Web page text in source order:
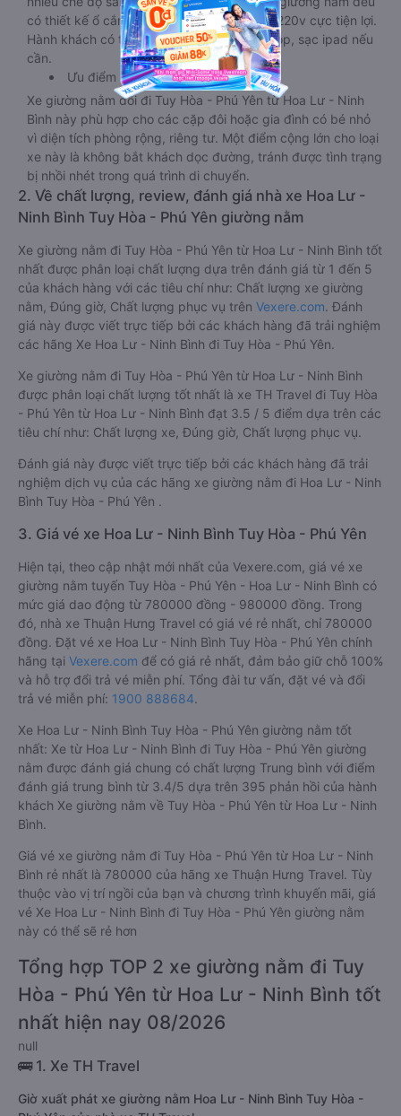
có thiết kế ổ cắm sạc đa năng nguồn điện 220v cực tiện lợi.
Hành khách có thể sạc điện thoại, sạc laptop, sạc ipad nếu
cần.
Ưu điểm
Xe giường nằm đôi đi Tuy Hòa - Phú Yên từ Hoa Lư - Ninh
Bình này phù hợp cho các cặp đôi hoặc gia đình có bé nhỏ
vì diện tích phòng rộng, riêng tư. Một điểm cộng lớn cho loại
xe này là không bắt khách dọc đường, tránh được tình trạng
bị nhồi nhét trong quá trình di chuyển.
2. Về chất lượng, review, đánh giá nhà xe Hoa Lư -
Ninh Bình Tuy Hòa - Phú Yên giường nằm
Xe giường nằm đi Tuy Hòa - Phú Yên từ Hoa Lư - Ninh Bình tốt
nhất được phân loại chất lượng dựa trên đánh giá từ 1 đến 5
của khách hàng với các tiêu chí như: Chất lượng xe giường
nằm, Đúng giờ, Chất lượng phục vụ trên Vexere.com. Đánh
giá này được viết trực tiếp bởi các khách hàng đã trải nghiệm
các hãng Xe Hoa Lư - Ninh Bình đi Tuy Hòa - Phú Yên.
Xe giường nằm đi Tuy Hòa - Phú Yên từ Hoa Lư - Ninh Bình
được phân loại chất lượng tốt nhất là xe TH Travel đi Tuy Hòa
- Phú Yên từ Hoa Lư - Ninh Bình đạt 3.5 / 5 điểm dựa trên các
tiêu chí như: Chất lượng xe, Đúng giờ, Chất lượng phục vụ.
Đánh giá này được viết trực tiếp bởi các khách hàng đã trải
nghiệm dịch vụ của các hãng xe giường nằm đi Hoa Lư - Ninh
Bình Tuy Hòa - Phú Yên .
3. Giá vé xe Hoa Lư - Ninh Bình Tuy Hòa - Phú Yên
Hiện tại, theo cập nhật mới nhất của Vexere.com, giá vé xe
giường nằm tuyến Tuy Hòa - Phú Yên - Hoa Lư - Ninh Bình có
mức giá dao động từ 780000 đồng - 980000 đồng. Trong
đó, nhà xe Thuận Hưng Travel có giá vé rẻ nhất, chỉ 780000
đồng. Đặt vé xe Hoa Lư - Ninh Bình Tuy Hòa - Phú Yên chính
hãng tại Vexere.com để có giá rẻ nhất, đảm bảo giữ chỗ 100%
và hỗ trợ đổi trả vé miễn phí. Tổng đài tư vấn, đặt vé và đổi
trả vé miễn phí: 1900 888684.
Xe Hoa Lư - Ninh Bình Tuy Hòa - Phú Yên giường nằm tốt
nhất: Xe từ Hoa Lư - Ninh Bình đi Tuy Hòa - Phú Yên giường
nằm được đánh giá chung có chất lượng Trung bình với điểm
đánh giá trung bình từ 3.4/5 dựa trên 395 phản hồi của hành
khách Xe giường nằm về Tuy Hòa - Phú Yên từ Hoa Lư - Ninh
Bình.
Giá vé xe giường nằm đi Tuy Hòa - Phú Yên từ Hoa Lư - Ninh
Bình rẻ nhất là 780000 của hãng xe Thuận Hưng Travel. Tùy
thuộc vào vị trí ngồi của bạn và chương trình khuyến mãi, giá
vé Xe Hoa Lư - Ninh Bình đi Tuy Hòa - Phú Yên giường nằm
này có thể sẽ rẻ hơn
Tổng hợp TOP 2 xe giường nằm đi Tuy
Hòa - Phú Yên từ Hoa Lư - Ninh Bình tốt
nhất hiện nay 08/2026
null
🚌 1. Xe TH Travel
Giờ xuất phát xe giường nằm Hoa Lư - Ninh Bình Tuy Hòa -